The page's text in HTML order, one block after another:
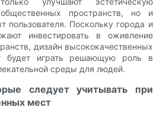
общественных пространств, но и
пользователя. Поскольку города и
инвестировать в оживление
дизайн высококачественных
будет играть решающую роль в
среды для людей.
следует учитывать при
мест